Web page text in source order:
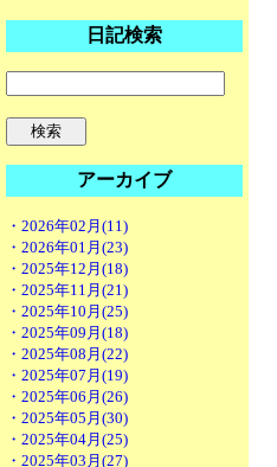
日記検索
アーカイブ
・2026年02月(11)
・2026年01月(23)
・2025年12月(18)
・2025年11月(21)
・2025年10月(25)
・2025年09月(18)
・2025年08月(22)
・2025年07月(19)
・2025年06月(26)
・2025年05月(30)
・2025年04月(25)
・2025年03月(27)